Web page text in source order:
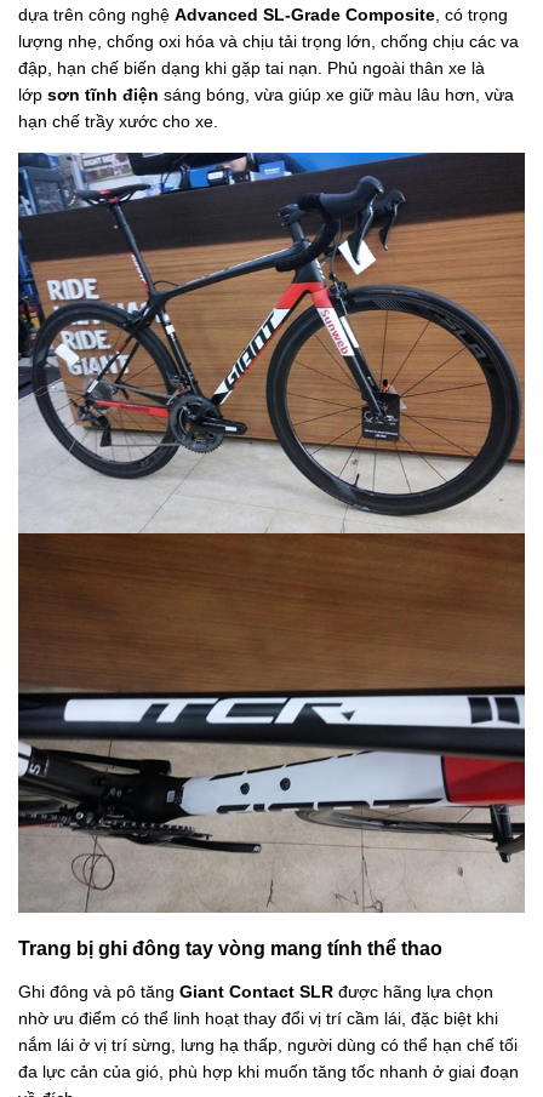
dựa trên công nghệ Advanced SL-Grade Composite, có trọng
lượng nhẹ, chống oxi hóa và chịu tải trọng lớn, chống chịu các va
đập, hạn chế biến dạng khi gặp tai nạn. Phủ ngoài thân xe là
lớp sơn tĩnh điện sáng bóng, vừa giúp xe giữ màu lâu hơn, vừa
hạn chế trầy xước cho xe.
Trang bị ghi đông tay vòng mang tính thể thao
Ghi đông và pô tăng Giant Contact SLR được hãng lựa chọn
nhờ ưu điểm có thể linh hoạt thay đổi vị trí cầm lái, đặc biệt khi
nắm lái ở vị trí sừng, lưng hạ thấp, người dùng có thể hạn chế tối
đa lực cản của gió, phù hợp khi muốn tăng tốc nhanh ở giai đoạn